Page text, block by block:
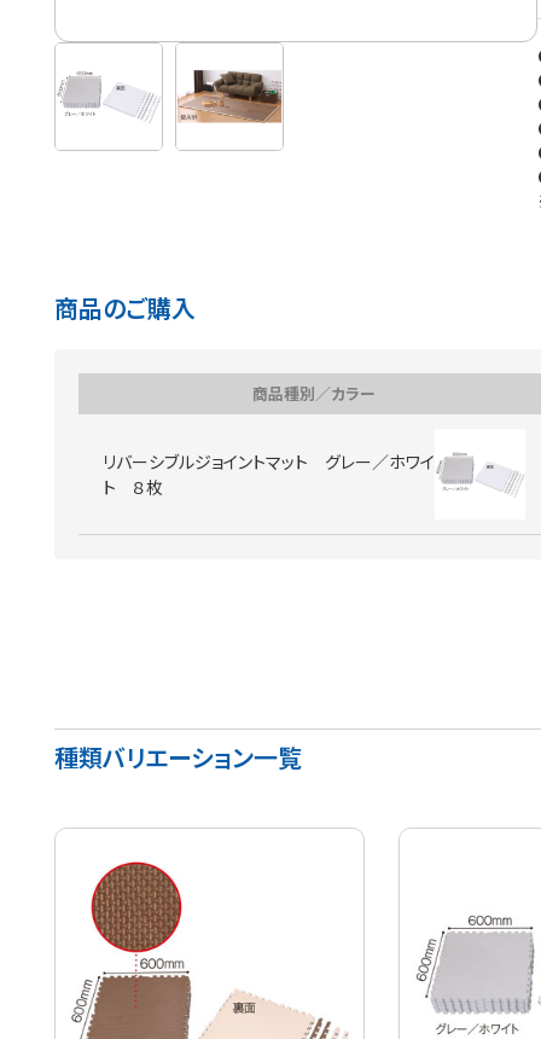
商品のご購入
商品種別／カラー
リバーシブルジョイントマット グレー／ホワイ
ト ８枚
種類バリエーション一覧